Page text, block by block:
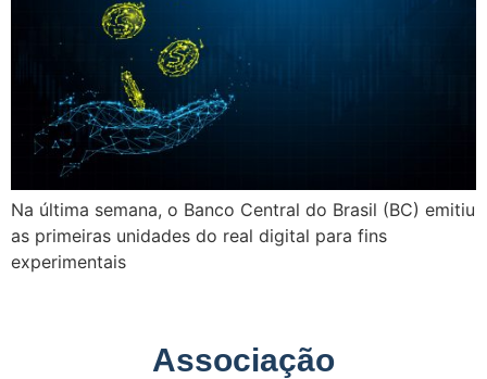
Na última semana, o Banco Central do Brasil (BC) emitiu
as primeiras unidades do real digital para fins
experimentais
Associação